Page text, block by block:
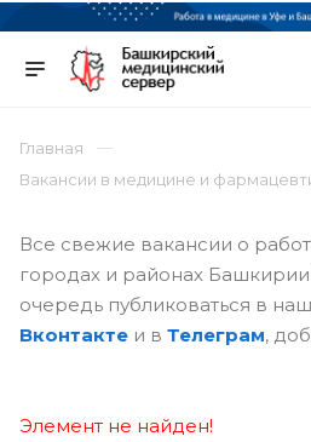
Главная
Вакансии в медицине и
Все свежие вакансии о
городах и районах
очередь публиковаться в
Вконтакте и в Телеграм,
Элемент не найден!